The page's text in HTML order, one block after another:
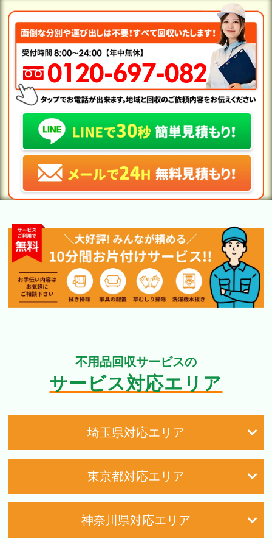
0120-697-082
不用品回収サービスの
サービス対応エリア
埼玉県対応エリア
東京都対応エリア
神奈川県対応エリア